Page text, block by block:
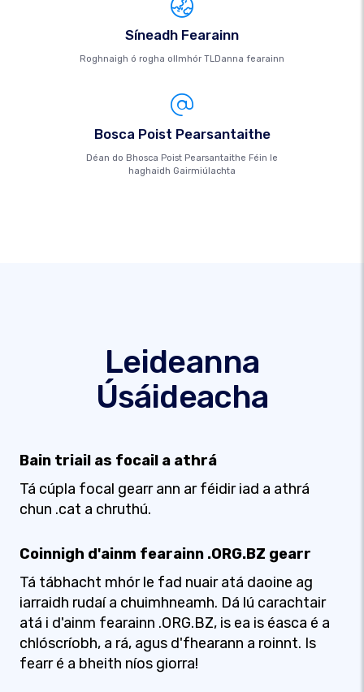
Síneadh Fearainn
Roghnaigh ó rogha ollmhór TLDanna fearainn
Bosca Poist Pearsantaithe
Déan do Bhosca Poist Pearsantaithe Féin le
haghaidh Gairmiúlachta
Leideanna
Úsáideacha
Bain triail as focail a athrá
Tá cúpla focal gearr ann ar féidir iad a athrá
chun .cat a chruthú.
Coinnigh d'ainm fearainn .ORG.BZ gearr
Tá tábhacht mhór le fad nuair atá daoine ag
iarraidh rudaí a chuimhneamh. Dá lú carachtair
atá i d'ainm fearainn .ORG.BZ, is ea is éasca é a
chlóscríobh, a rá, agus d'fhearann a roinnt. Is
fearr é a bheith níos giorra!